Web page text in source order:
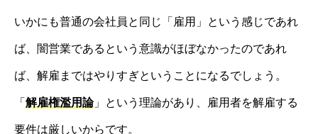
いかにも普通の会社員と同じ「雇用」という感じであれ
ば、闇営業であるという意識がほぼなかったのであれ
ば、解雇まではやりすぎということになるでしょう。
「 解雇権濫用論」という理論があり、雇用者を解雇する
要件は厳しいからです。